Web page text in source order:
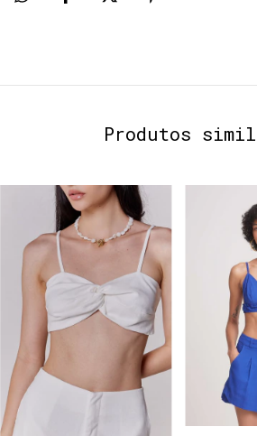
Produtos